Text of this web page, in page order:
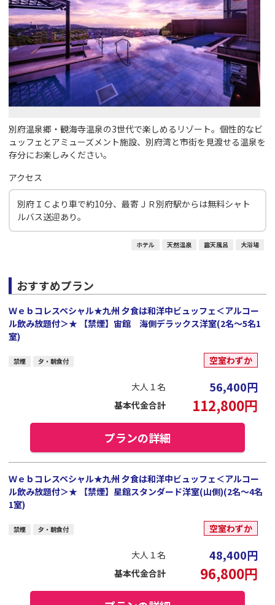
別府温泉郷・観海寺温泉の3世代で楽しめるリゾート。個性的なビ
ュッフェとアミューズメント施設、別府湾と市街を見渡せる温泉を
存分にお楽しみください。
アクセス
別府ＩＣより車で約10分、最寄ＪＲ別府駅からは無料シャト
ルバス送迎あり。
ホテル 天然温泉 露天風呂 大浴場
おすすめプラン
Ｗｅｂコレスペシャル★九州 夕食は和洋中ビュッフェ＜アルコー
ル飲み放題付＞★ 【禁煙】宙館 海側デラックス洋室(2名～5名1
室)
禁煙 夕・朝食付 空室わずか
大人１名 56,400円
基本代金合計 112,800円
プランの詳細
Ｗｅｂコレスペシャル★九州 夕食は和洋中ビュッフェ＜アルコー
ル飲み放題付＞★ 【禁煙】星館スタンダード洋室(山側)(2名～4名
1室)
禁煙 夕・朝食付 空室わずか
大人１名 48,400円
基本代金合計 96,800円